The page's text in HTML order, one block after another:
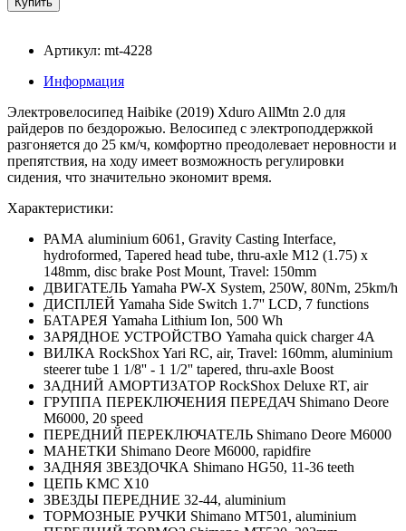
Артикул: mt-4228
Информация
Электровелосипед Haibike (2019) Xduro AllMtn 2.0 для
райдеров по бездорожью. Велосипед с электроподдержкой
разгоняется до 25 км/ч, комфортно преодолевает неровности и
препятствия, на ходу имеет возможность регулировки
сидения, что значительно экономит время.
Характеристики:
РАМА aluminium 6061, Gravity Casting Interface,
hydroformed, Tapered head tube, thru-axle M12 (1.75) x
148mm, disc brake Post Mount, Travel: 150mm
ДВИГАТЕЛЬ Yamaha PW-X System, 250W, 80Nm, 25km/h
ДИСПЛЕЙ Yamaha Side Switch 1.7'' LCD, 7 functions
БАТАРЕЯ Yamaha Lithium Ion, 500 Wh
ЗАРЯДНОЕ УСТРОЙСТВО Yamaha quick charger 4A
ВИЛКА RockShox Yari RC, air, Travel: 160mm, aluminium
steerer tube 1 1/8'' - 1 1/2'' tapered, thru-axle Boost
ЗАДНИЙ АМОРТИЗАТОР RockShox Deluxe RT, air
ГРУППА ПЕРЕКЛЮЧЕНИЯ ПЕРЕДАЧ Shimano Deore
M6000, 20 speed
ПЕРЕДНИЙ ПЕРЕКЛЮЧАТЕЛЬ Shimano Deore M6000
МАНЕТКИ Shimano Deore M6000, rapidfire
ЗАДНЯЯ ЗВЕЗДОЧКА Shimano HG50, 11-36 teeth
ЦЕПЬ KMC X10
ЗВЕЗДЫ ПЕРЕДНИЕ 32-44, aluminium
ТОРМОЗНЫЕ РУЧКИ Shimano MT501, aluminium